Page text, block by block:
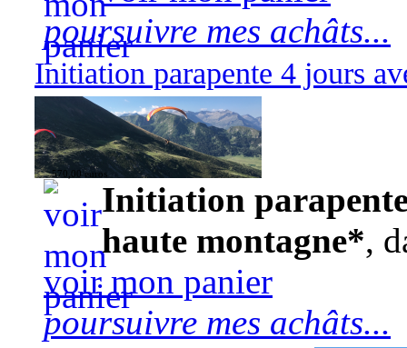
poursuivre mes achâts...
Initiation parapente 4 jours
570,00 euros
Initiation
haute montagne*,
voir mon panier
poursuivre mes achâts...